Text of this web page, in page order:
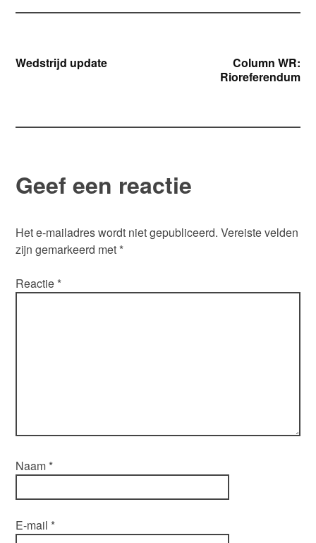
Bericht
Wedstrijd update
Column WR:
Rioreferendum
Geef een reactie
Het e-mailadres wordt niet gepubliceerd. Vereiste velden
zijn gemarkeerd met *
Reactie *
Naam *
E-mail *